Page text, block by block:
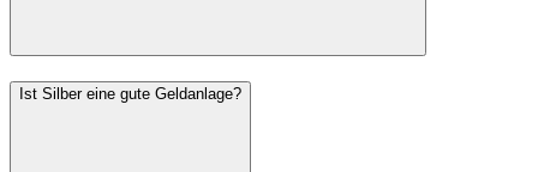
Ist Silber eine gute Geldanlage?